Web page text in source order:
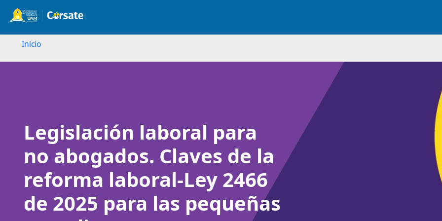
Inicio
Legislación laboral para
no abogados. Claves de la
reforma laboral-Ley 2466
de 2025 para las pequeñas